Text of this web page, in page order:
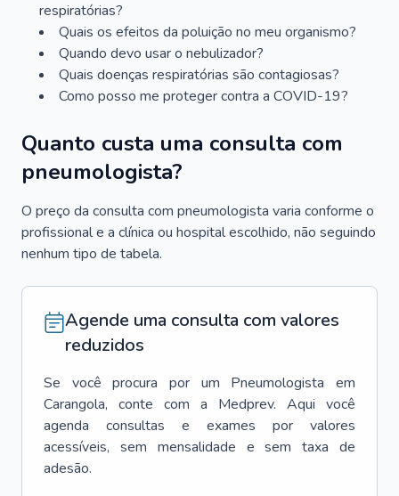
respiratórias?
Quais os efeitos da poluição no meu organismo?
Quando devo usar o nebulizador?
Quais doenças respiratórias são contagiosas?
Como posso me proteger contra a COVID-19?
Quanto custa uma consulta com
pneumologista?
O preço da consulta com pneumologista varia conforme o
profissional e a clínica ou hospital escolhido, não seguindo
nenhum tipo de tabela.
Agende uma consulta com valores
reduzidos
Se você procura por um Pneumologista
em
Carangola, conte com a Medprev. Aqui você
agenda consultas e exames por valores
acessíveis, sem mensalidade e sem taxa de
adesão.